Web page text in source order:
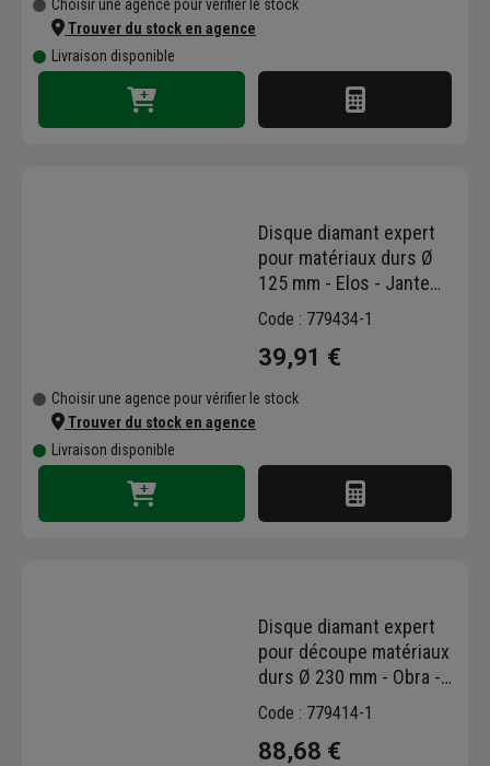
Choisir une agence pour vérifier le stock
Trouver du stock en agence
Livraison disponible
Disque diamant expert
pour matériaux durs Ø
125 mm - Elos - Jante
crénelée 2,2 x 12 mm -
Alésage 22,23 mm
Code : 779434-1
39,91 €
Choisir une agence pour vérifier le stock
Trouver du stock en agence
Livraison disponible
Disque diamant expert
pour découpe matériaux
durs Ø 230 mm - Obra -
16 segments - Alésage
22,23 mm
Code : 779414-1
88,68 €